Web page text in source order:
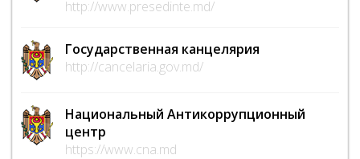
http://www.presedinte.md/
Государственная канцелярия
http://cancelaria.gov.md/
Национальный Антикоррупционный
центр
https://www.cna.md